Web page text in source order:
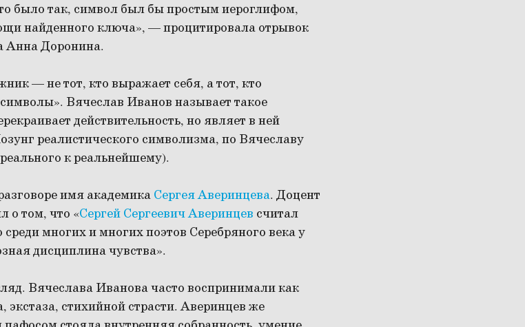
было так, символ был бы простым иероглифом,
найденного ключа», — процитировала отрывок
Анна Доронина.
— не тот, кто выражает себя, а тот, кто
Вячеслав Иванов называет такое
действительность, но являет в ней
реалистического символизма, по Вячеславу
к реальнейшему).
имя академика Сергея Аверинцева. Доцент
о том, что «Сергей Сергеевич Аверинцев считал
многих и многих поэтов Серебряного века у
дисциплина чувства».
Вячеслава Иванова часто воспринимали как
экстаза, стихийной страсти. Аверинцев же